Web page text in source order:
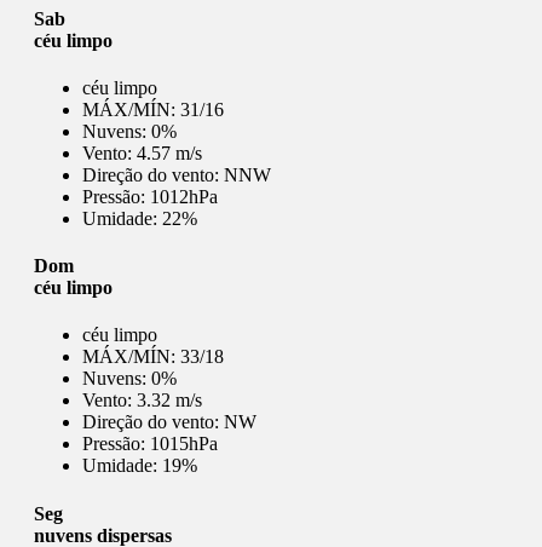
Sab
céu limpo
céu limpo
MÁX/MÍN: 31/16
Nuvens: 0%
Vento: 4.57 m/s
Direção do vento: NNW
Pressão: 1012hPa
Umidade: 22%
Dom
céu limpo
céu limpo
MÁX/MÍN: 33/18
Nuvens: 0%
Vento: 3.32 m/s
Direção do vento: NW
Pressão: 1015hPa
Umidade: 19%
Seg
nuvens dispersas